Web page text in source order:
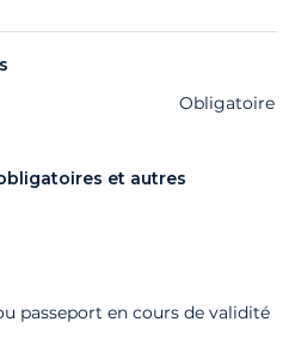
Obligatoire
et autres
passeport en cours de validité